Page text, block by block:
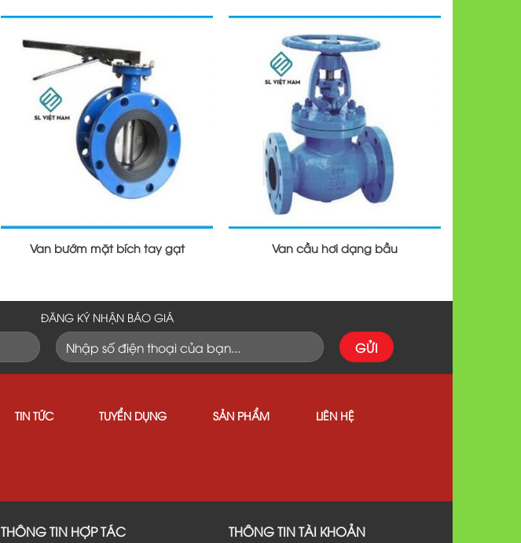
Van bướm mặt bích tay gạt Van cầu hơi dạng bầu
ĐĂNG KÝ NHẬN BÁO GIÁ
TIN TỨC TUYỂN DỤNG SẢN PHẨM LIÊN HỆ
THÔNG TIN HỢP TÁC THÔNG TIN TÀI KHOẢN